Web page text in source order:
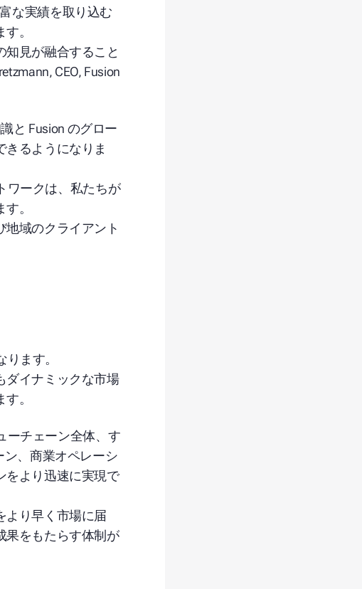
な実績を取り込む
す。
見が融合すること
CEO, Fusion
と Fusion のグロー
るようになりま
ワークは、私たちが
。
域のクライアント
ます。
ダイナミックな市場
。
ーチェーン全体、す
ン、商業オペレーシ
をより迅速に実現で
より早く市場に届
果をもたらす体制が